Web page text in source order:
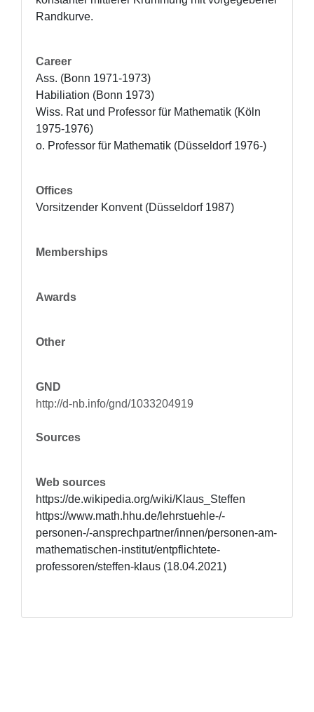
Randkurve.
Career
Ass. (Bonn 1971-1973)
Habiliation (Bonn 1973)
Wiss. Rat und Professor für Mathematik (Köln
1975-1976)
o. Professor für Mathematik (Düsseldorf 1976-)
Offices
Vorsitzender Konvent (Düsseldorf 1987)
Memberships
Awards
Other
GND
http://d-nb.info/gnd/1033204919
Sources
Web sources
https://de.wikipedia.org/wiki/Klaus_Steffen
https://www.math.hhu.de/lehrstuehle-/-
personen-/-ansprechpartner/innen/personen-am-
mathematischen-institut/entpflichtete-
professoren/steffen-klaus (18.04.2021)